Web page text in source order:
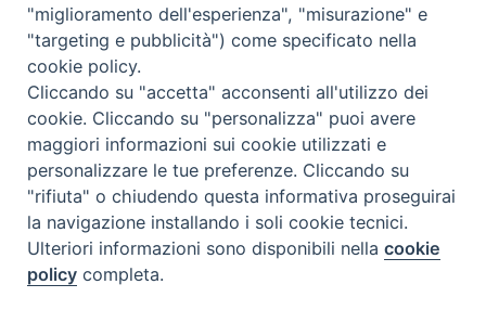
"miglioramento dell'esperienza", "misurazione" e
"targeting e pubblicità") come specificato nella
cookie policy.
Cliccando su "accetta" acconsenti all'utilizzo dei
cookie. Cliccando su "personalizza" puoi avere
maggiori informazioni sui cookie utilizzati e
personalizzare le tue preferenze. Cliccando su
"rifiuta" o chiudendo questa informativa proseguirai
la navigazione installando i soli cookie tecnici.
Ulteriori informazioni sono disponibili nellacookie
policy completa.